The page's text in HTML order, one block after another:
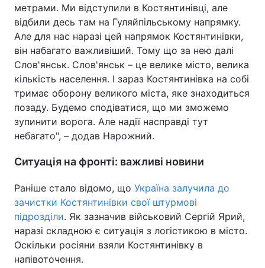
метрами. Ми відступили в Костянтинівці, але
відбили десь там на Гуляйпільському напрямку.
Але для нас наразі цей напрямок Костянтинівки,
він набагато важливіший. Тому що за нею далі
Слов'янськ. Слов'янськ – це велике місто, велика
кількість населення. І зараз Костянтинівка на собі
тримає оборону великого міста, яке знаходиться
позаду. Будемо сподіватися, що ми зможемо
зупинити ворога. Але надії насправді тут
небагато", – додав Нарожний.
Ситуація на фронті: важливі новини
Раніше стало відомо, що Україна залучила до
зачистки Костянтинівки свої штурмові
підрозділи. Як зазначив військовий Сергій Ярий,
наразі складною є ситуація з логістикою в місто.
Оскільки росіяни взяли Костянтинівку в
напівоточення.